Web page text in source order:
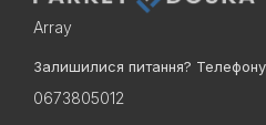
Array
Залишилися питання?
0673805012